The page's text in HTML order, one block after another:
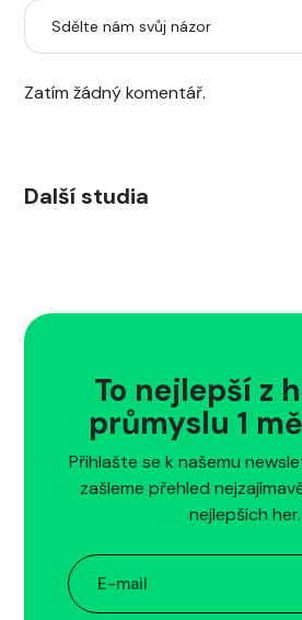
Sdělte nám svůj názor
Zatím žádný komentář.
Další studia
To nejlepší z
průmyslu 1
Přihlašte se k našemu
zašleme přehled
nejlepších her.